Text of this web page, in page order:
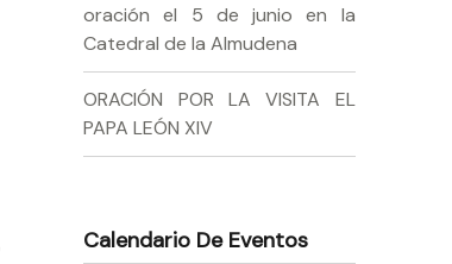
oración el 5 de junio en la
Catedral de la Almudena
ORACIÓN POR LA VISITA EL
PAPA LEÓN XIV
Calendario De Eventos